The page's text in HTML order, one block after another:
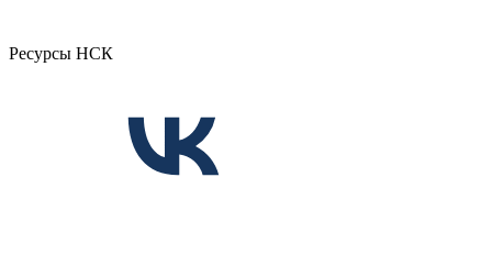
Ресурсы НСК